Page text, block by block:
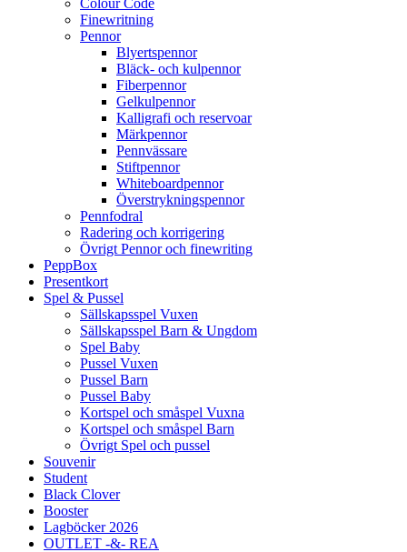
Colour Code
Finewritning
Pennor
Blyertspennor
Bläck- och kulpennor
Fiberpennor
Gelkulpennor
Kalligrafi och reservoar
Märkpennor
Pennvässare
Stiftpennor
Whiteboardpennor
Överstrykningspennor
Pennfodral
Radering och korrigering
Övrigt Pennor och finewriting
PeppBox
Presentkort
Spel & Pussel
Sällskapsspel Vuxen
Sällskapsspel Barn & Ungdom
Spel Baby
Pussel Vuxen
Pussel Barn
Pussel Baby
Kortspel och småspel Vuxna
Kortspel och småspel Barn
Övrigt Spel och pussel
Souvenir
Student
Black Clover
Booster
Lagböcker 2026
OUTLET -&- REA